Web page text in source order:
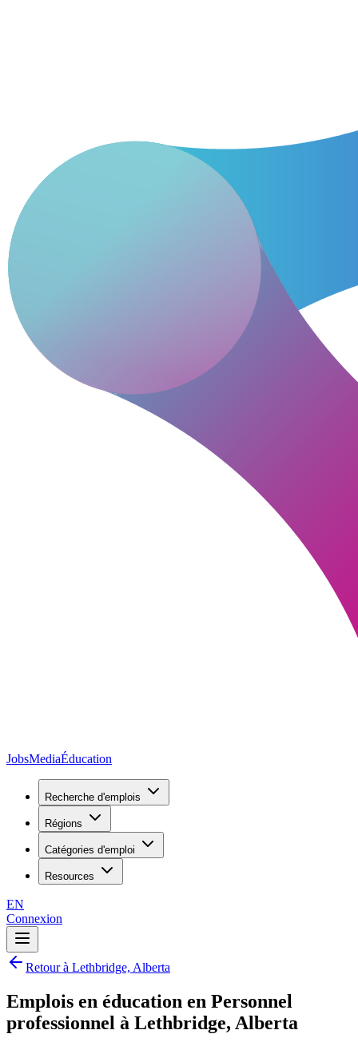
JobsMediaÉducation
Recherche d'emplois
Régions
Catégories d'emploi
Resources
EN
Connexion
Retour à Lethbridge, Alberta
Emplois en éducation en Personnel
professionnel à Lethbridge, Alberta